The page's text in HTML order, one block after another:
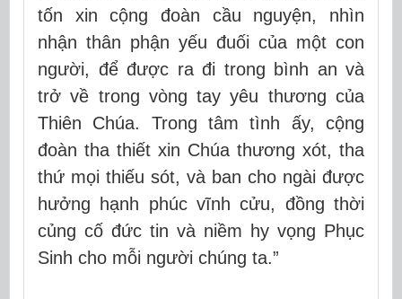
tốn xin cộng đoàn cầu nguyện, nhìn
nhận thân phận yếu đuối của một con
người, để được ra đi trong bình an và
trở về trong vòng tay yêu thương của
Thiên Chúa. Trong tâm tình ấy, cộng
đoàn tha thiết xin Chúa thương xót, tha
thứ mọi thiếu sót, và ban cho ngài được
hưởng
hạnh phúc vĩnh cửu, đồng thời
củng cố đức tin và niềm hy vọng Phục
Sinh cho mỗi người chúng ta.”